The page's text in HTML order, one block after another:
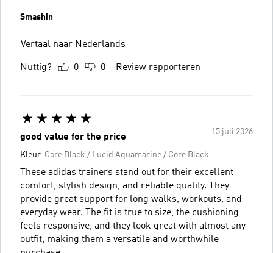
Smashin
Vertaal naar Nederlands
Nuttig? 0 0 Review rapporteren
15 juli 2026
good value for the price
Kleur: Core Black / Lucid Aquamarine / Core Black
These adidas trainers stand out for their excellent
comfort, stylish design, and reliable quality. They
provide great support for long walks, workouts, and
everyday wear. The fit is true to size, the cushioning
feels responsive, and they look great with almost any
outfit, making them a versatile and worthwhile